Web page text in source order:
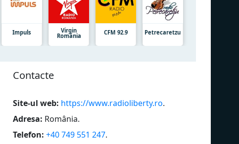
Impuls Virgin
România CFM 92.9 Petrecaretzu
Сontacte
Site-ul web: https://www.radioliberty.ro.
Adresa: România.
Telefon: +40 749 551 247.